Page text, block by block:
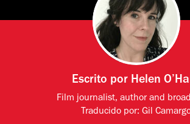
Escrito por Helen
Film journalist, author and
Traducido por:Gil